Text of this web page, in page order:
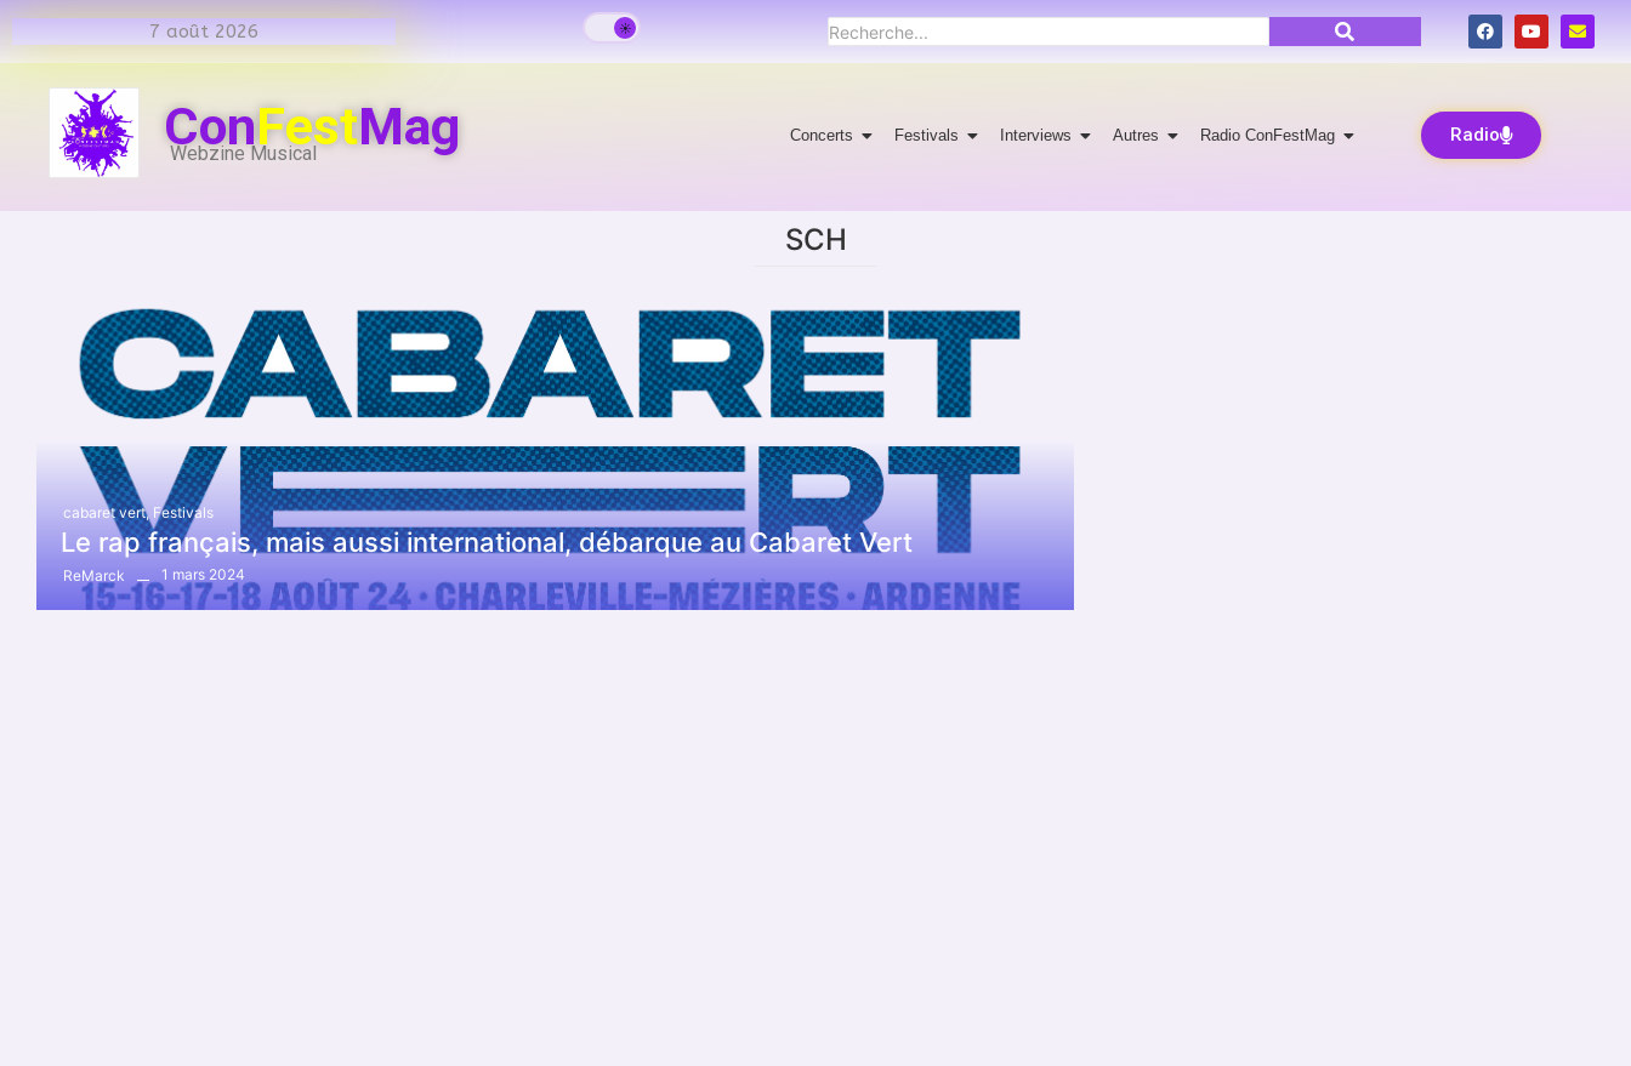
7 août 2026
ConFestMag
Webzine Musical
Concerts Festivals Interviews Autres Radio ConFestMag Radio
SCH
cabaret vert, Festivals
Le rap français, mais aussi international, débarque au Cabaret Vert
ReMarck 1 mars 2024